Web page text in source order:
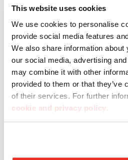
This website uses cookies
We use cookies to personalise
provide social media features
We also share information
our social media, advertising
may combine it with other
provided to them or that they’ve
of their services. For further
cookie and privacy policy.
weichen Farbtönen die
Oberflächen, um
Umgebungen zu schaffen,
Komponenten entworfen
Planeten respektieren
bezaubernde Atmosphäre
Menschen, die diese Räume
tritt und ihr Wohlbefinden